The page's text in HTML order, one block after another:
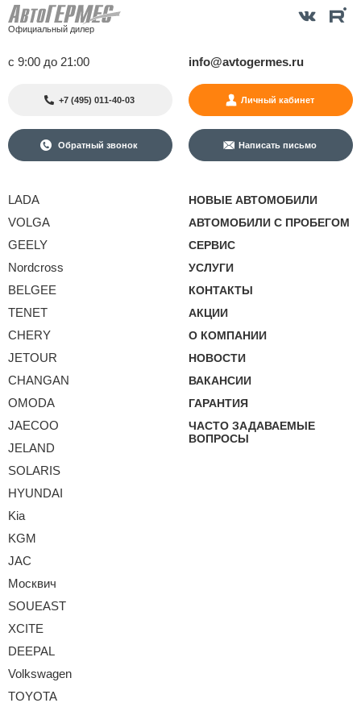
Официальный дилер
с 9:00 до 21:00 info@avtogermes.ru
+7 (495) 011-40-03 Личный кабинет
Обратный звонок Написать письмо
LADA
VOLGA
GEELY
Nordcross
BELGEE
TENET
CHERY
JETOUR
CHANGAN
OMODA
JAECOO
JELAND
SOLARIS
HYUNDAI
Kia
KGM
JAC
Москвич
SOUEAST
XCITE
DEEPAL
Volkswagen
TOYOTA
НОВЫЕ АВТОМОБИЛИ
АВТОМОБИЛИ С ПРОБЕГОМ
СЕРВИС
УСЛУГИ
КОНТАКТЫ
АКЦИИ
О КОМПАНИИ
НОВОСТИ
ВАКАНСИИ
ГАРАНТИЯ
ЧАСТО ЗАДАВАЕМЫЕ
ВОПРОСЫ